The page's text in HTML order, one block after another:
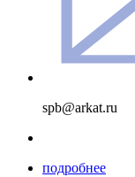
spb@arkat.ru
подробнее